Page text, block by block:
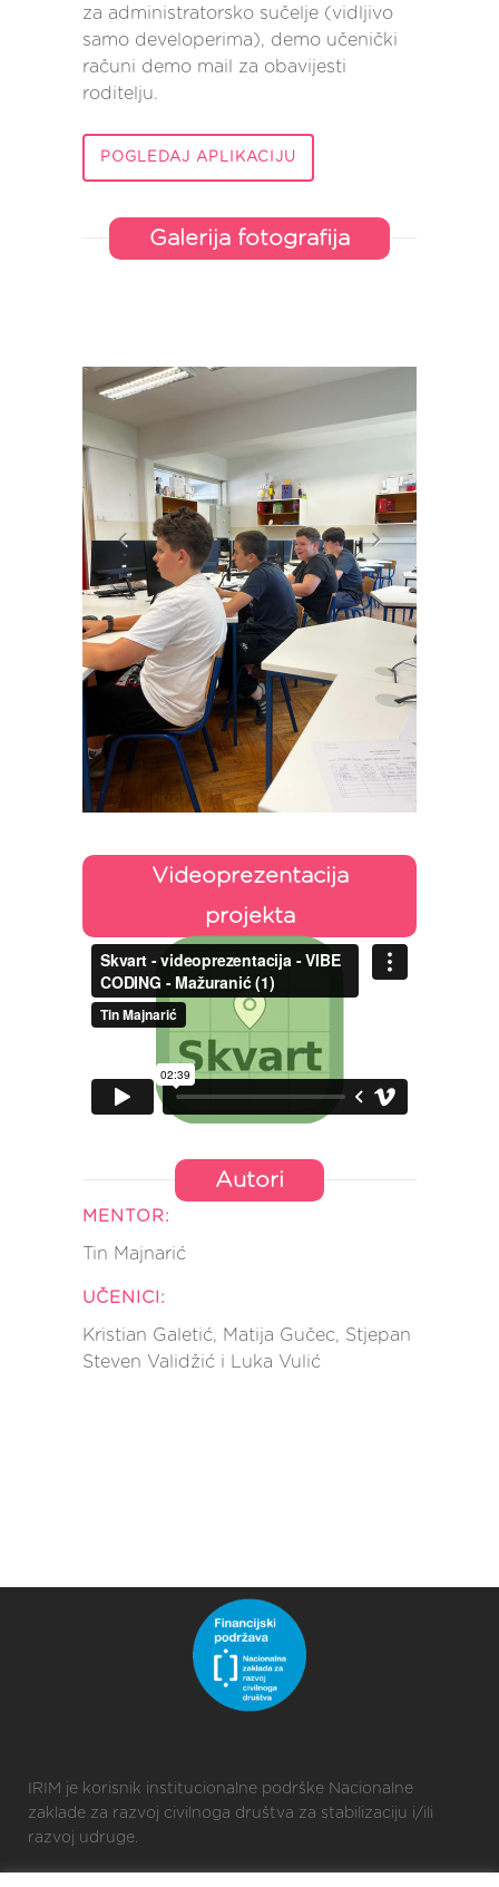
za administratorsko sučelje (vidljivo
samo developerima), demo učenički
računi demo mail za obavijesti
roditelju.
POGLEDAJ APLIKACIJU
Galerija fotografija
Videoprezentacija
projekta
Autori
MENTOR:
Tin Majnarić
UČENICI:
Kristian Galetić, Matija Gučec, Stjepan
Steven Validžić i Luka Vulić
IRIM je korisnik institucionalne podrške Nacionalne
zaklade za razvoj civilnoga društva za stabilizaciju i/ili
razvoj udruge.